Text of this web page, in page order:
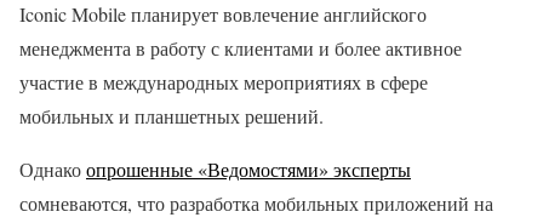
Iconic Mobile планирует вовлечение английского
менеджмента в работу с клиентами и более активное
участие в международных мероприятиях в сфере
мобильных и планшетных решений.
Однакоопрошенные «Ведомостями» эксперты
сомневаются, что разработка мобильных приложений на